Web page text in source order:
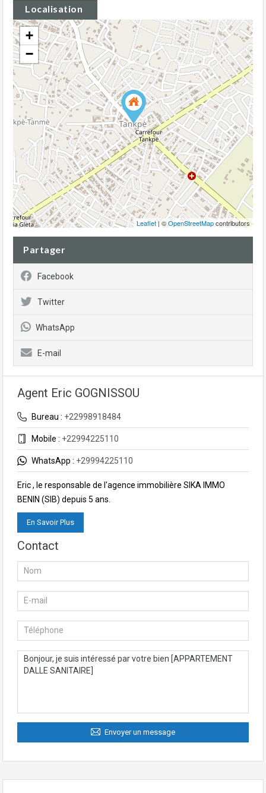
Localisation
+
−
Leaflet| ©OpenStreetMapcontributors
Partager
Facebook
Twitter
WhatsApp
E-mail
Agent Eric GOGNISSOU
Bureau : +22998918484
Mobile : +22994225110
WhatsApp : +29994225110
Eric , le responsable de l'agence immobilière SIKA IMMO
BENIN (SIB) depuis 5 ans.
En Savoir Plus
Contact
Envoyer un message